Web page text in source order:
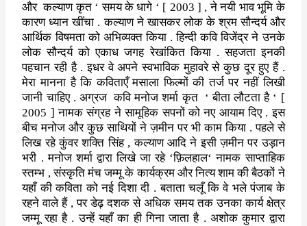
और कल्याणकृत ‘समय के धागे ‘ [ 2003 ] ,ने नयी भाव भूमि के
कारण ध्यान खींचा .कल्याण ने खासकर लोक के श्रम सौन्दर्य और
आर्थिक विषमता को अभिव्यक्तकिया . हिन्दी कवि विजेंद्र ने उनके
लोक सौन्दर्य को एकाध जगह रेखांकितकिया . सहजता इनकी
पहचान रही है . इधर वे अपने स्वभाविक मुहावरे से कुछदूर हुए हैं .
मेरा मानना है कि कविताएँ मसाला फिल्मों की तर्ज पर नहींलिखी
जानी चाहिए . अग्रज कवि मनोज शर्मा कृत‘बीता लौटता है ‘ [
2005 ]नामक संग्रह ने सामूहिक सपनों को नए आयाम दिए . इस
बीच मनोज और कुछसाथियों ने ज़मीन पर भी काम किया . पहले से
लिख रहे कुंवर शक्ति सिंह , कल्याण आदि ने इसी ज़मीन पर उड़ान
भरी . मनोज शर्मा द्वारा लिखे जा रहे ‘फ़िलहाल‘नामक साप्ताहिक
स्तम्भ ,संस्कृति मंच जम्मू के कार्यक्रम औरनित्य शाम की बैठकों ने
यहाँ की कविता को नई दिशा दी . बताता चलूँ कि वेभले पंजाब के
रहने वाले हैं ,पर डेढ़ दशक से अधिक समय तक उनका कार्य क्षेत्र
जम्मू रहा है . उन्हें यहाँ का ही गिना जाता है . अशोक कुमार द्वारा